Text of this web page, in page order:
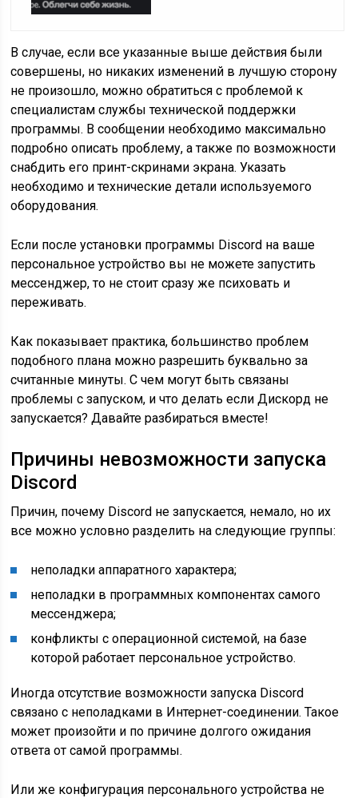
В случае, если все указанные выше действия были
совершены, но никаких изменений в лучшую сторону
не произошло, можно обратиться с проблемой к
специалистам службы технической поддержки
программы. В сообщении необходимо максимально
подробно описать проблему, а также по возможности
снабдить его принт-скринами экрана. Указать
необходимо и технические детали используемого
оборудования.
Если после установки программы Discord на ваше
персональное устройство вы не можете запустить
мессенджер, то не стоит сразу же психовать и
переживать.
Как показывает практика, большинство проблем
подобного плана можно разрешить буквально за
считанные минуты. С чем могут быть связаны
проблемы с запуском, и что делать если Дискорд не
запускается? Давайте разбираться вместе!
Причины невозможности запуска
Discord
Причин, почему Discord не запускается, немало, но их
все можно условно разделить на следующие группы:
неполадки аппаратного характера;
неполадки в программных компонентах самого
мессенджера;
конфликты с операционной системой, на базе
которой работает персональное устройство.
Иногда отсутствие возможности запуска Discord
связано с неполадками в Интернет-соединении. Такое
может произойти и по причине долгого ожидания
ответа от самой программы.
Или же конфигурация персонального устройства не